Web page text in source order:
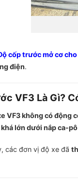
cốp trước mở cơ cho
điện.
VF3 Là Gì?
VF3 không có động
lớn dưới nắp ca-pô
các đơn vị độ xe đã